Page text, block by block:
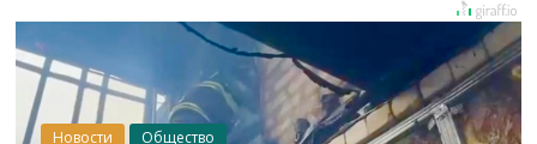
Новости Общество